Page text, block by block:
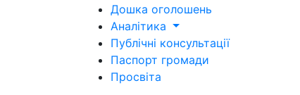
Дошка оголошень
Аналітика
Публічні консультації
Паспорт громади
Просвіта